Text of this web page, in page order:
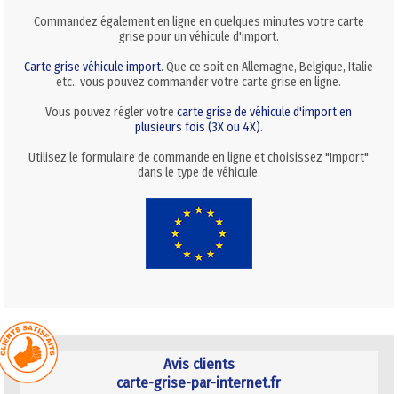
Commandez également en ligne en quelques minutes votre carte
grise pour un véhicule d'import.
Carte grise véhicule import. Que ce soit en Allemagne, Belgique, Italie
etc.. vous pouvez commander votre carte grise en ligne.
Vous pouvez régler votrecarte grise de véhicule d'import en
plusieurs fois (3X ou 4X).
Utilisez le formulaire de commande en ligne et choisissez "Import"
dans le type de véhicule.
Avis clients
carte-grise-par-internet.fr